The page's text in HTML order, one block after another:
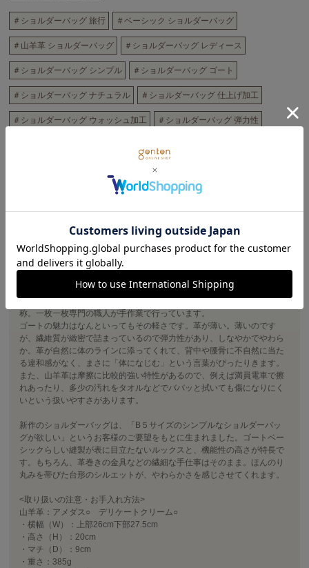
＃ショルダーバッグ 旅行 ＃ベーシック ショルダーバッグ
＃山羊革 ショルダーバッグ ＃ショルダーバッグ レディース
＃ショルダーバッグ シンプル ＃ショルダーバッグ ゴート
＃ショルダーバッグ ナチュラル ＃ショルダーバッグ 仕上げ加工
＃ショルダーバッグ ウォッシュ加工 ＃ショルダーバッグ 弾力性
「ゴートベーシック」が登場です。
ゴートヌメは仕上げにウォッシュ加工をかけ、表面にバフ加工（焦が
し）を入れることでヴィンテージ感を演出しておりましたが、ゴートベ
ーシックでは、製品後のバフ加工ではなく、革の段階でグレージングと
いう仕上げ加工を加えています。素上げの山羊革にグレージング加工を
上がりにしています。
※グレージング加工＝革の表面にメノウ石を当て磨き上げる仕上げの名
称。一枚一枚専門の職人が手作業で行っています。
ゴートの魅力はなんといってもその軽さです。革が薄い。薄いのです
が、繊維質が緻密で詰まっているので弾力性があり、しなやかでやわら
か。革が自然に体のラインに添ってくれて、背中や腰骨に不自然に当た
る違和感がなく、まさに「体になじむ」という言葉がぴったりきます。
また、山羊革は摩擦に比較的強い特性があるので、例えば満員電車で擦
れあったり、多少の汚れをタオルなどでババッと拭いても傷になりにく
いという扱いやすさがあります。
新作のショルダーバッグは、「B５サイズのシンプルなショルダーバッ
グが欲しい」というお客様のご要望をもとに生まれました。ゴートベー
シックらしい縫製が表に目立たないルックスと、機能性の高さが特長で
す。もちろん、革巻きの金具などの繊細な手仕事はそのまま。ほんのり
丸みを帯びた台形のシルエットが、やわらかさを感じさせてくれます。
<取り扱いの注意・お手入れ方法>
山羊革：アメダス○ デリケートクリーム○
・横幅（W）：上部26cm下部27.5cm
・高さ（H）：20cm
・マチ（D）：9cm
・重さ：385g